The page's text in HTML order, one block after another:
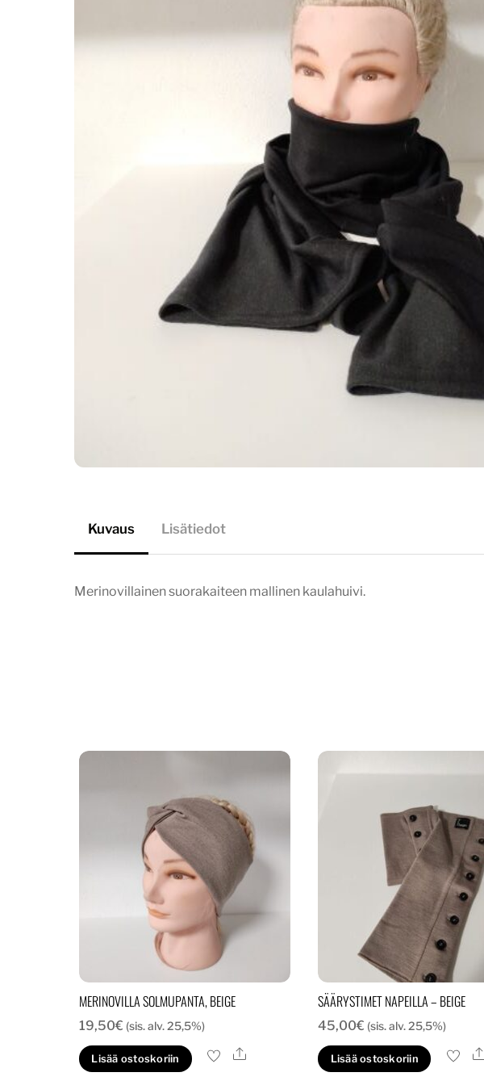
Kuvaus Lisätiedot
Merinovillainen suorakaiteen mallinen kaulahuivi.
MERINOVILLA SOLMUPANTA, BEIGE
19,50€ (sis. alv. 25,5%)
Lisää ostoskoriin Ale
SÄÄRYSTIMET NAPEILLA – BEIGE
45,00€ (sis. alv. 25,5%)
Lisää ostoskoriin